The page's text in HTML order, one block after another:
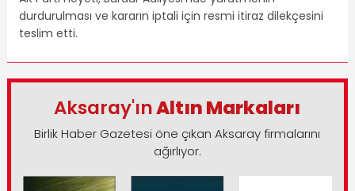
durdurulması ve kararın iptali için resmi itiraz dilekçesini
teslim etti.
Aksaray'ınAltın Markaları
Birlik Haber Gazetesi öne çıkan Aksaray firmalarını
ağırlıyor.